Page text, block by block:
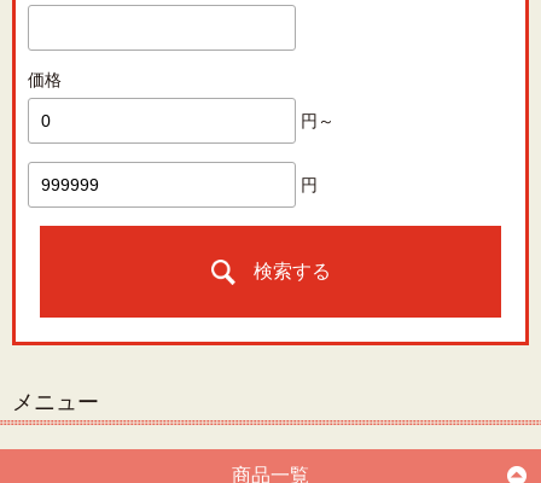
価格
円～
円
検索する
メニュー
商品一覧